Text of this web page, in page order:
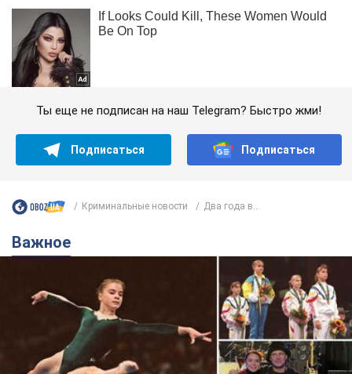
Ты еще не подписан на наш Telegram? Быстро жми!
Подписаться Подписаться
Криминальные новости Два года в...
Важное